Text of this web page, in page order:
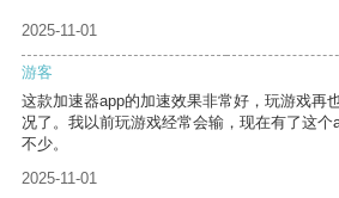
2025-11-01
游客
这款加速器app的加速效果非常好，玩游戏再
况了。我以前玩游戏经常会输，现在有了这个
不少。
2025-11-01